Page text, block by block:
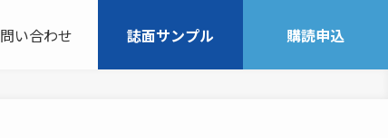
い合わせ 誌面サンプル 購読申込